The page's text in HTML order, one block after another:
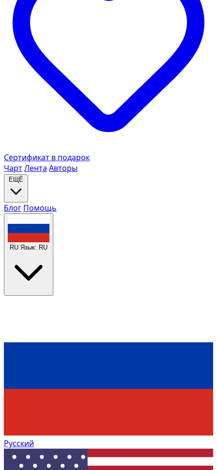
Сертификат в подарок
ЧартЛента Авторы
ЕЩЁ
Блог Помощь
RU Язык: RU
Русский